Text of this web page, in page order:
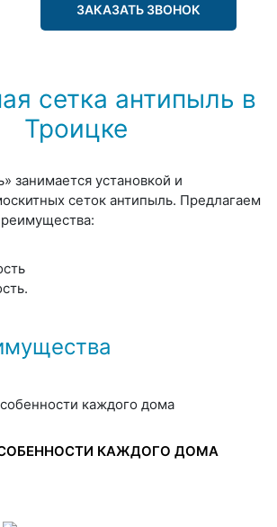
ЗАКАЗАТЬ ЗВОНОК
сетка антипыль в
Троицке
занимается установкой и
сеток антипыль. Предлагаем
КАЖДОГО ДОМА